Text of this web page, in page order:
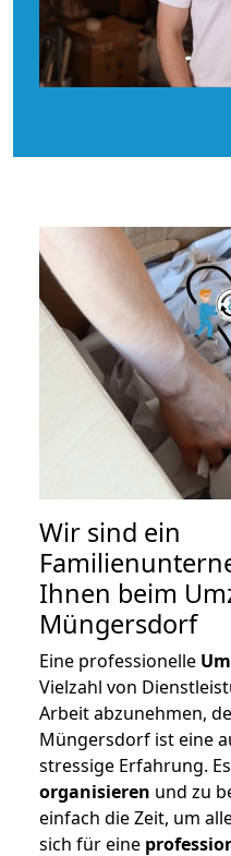
Wir sind ein
Ihnen beim
Müngersdorf
Eine professionelle
Vielzahl von
Arbeit abzunehmen,
Müngersdorf ist eine
stressige Erfahrung.
organisieren und zu
einfach die Zeit, um
sich für eine